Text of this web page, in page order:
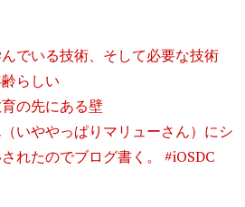
でいる技術、そして必要な技術
らしい
の先にある壁
いややっぱりマリューさん）にシ
れたのでブログ書く。 #iOSDC